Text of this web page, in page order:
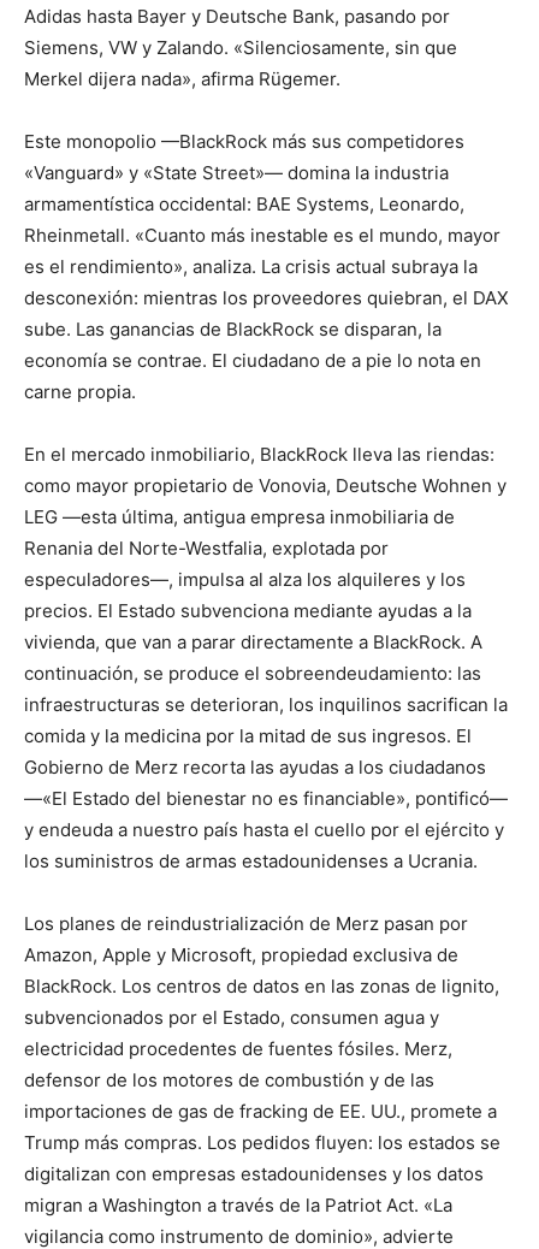
Adidas hasta Bayer y Deutsche Bank, pasando por
Siemens, VW y Zalando. «Silenciosamente, sin que
Merkel dijera nada», afirma Rügemer.
Este monopolio —BlackRock más sus competidores
«Vanguard» y «State Street»— domina la industria
armamentística occidental: BAE Systems, Leonardo,
Rheinmetall. «Cuanto más inestable es el mundo, mayor
es el rendimiento», analiza. La crisis actual subraya la
desconexión: mientras los proveedores quiebran, el DAX
sube. Las ganancias de BlackRock se disparan, la
economía se contrae. El ciudadano de a pie lo nota en
carne propia.
En el mercado inmobiliario, BlackRock lleva las riendas:
como mayor propietario de Vonovia, Deutsche Wohnen y
LEG —esta última, antigua empresa inmobiliaria de
Renania del Norte-Westfalia, explotada por
especuladores—, impulsa al alza los alquileres y los
precios. El Estado subvenciona mediante ayudas a la
vivienda, que van a parar directamente a BlackRock. A
continuación, se produce el sobreendeudamiento: las
infraestructuras se deterioran, los inquilinos sacrifican la
comida y la medicina por la mitad de sus ingresos. El
Gobierno de Merz recorta las ayudas a los ciudadanos
—«El Estado del bienestar no es financiable», pontificó—
y endeuda a nuestro país hasta el cuello por el ejército y
los suministros de armas estadounidenses a Ucrania.
Los planes de reindustrialización de Merz pasan por
Amazon, Apple y Microsoft, propiedad exclusiva de
BlackRock. Los centros de datos en las zonas de lignito,
subvencionados por el Estado, consumen agua y
electricidad procedentes de fuentes fósiles. Merz,
defensor de los motores de combustión y de las
importaciones de gas de fracking de EE. UU., promete a
Trump más compras. Los pedidos fluyen: los estados se
digitalizan con empresas estadounidenses y los datos
migran a Washington a través de la Patriot Act. «La
vigilancia como instrumento de dominio», advierte